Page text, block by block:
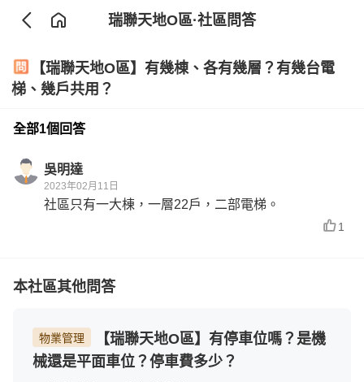
瑞聯天地O區·社區問答
【瑞聯天地O區】有幾棟、各有幾層？有幾台電
梯、幾戶共用？
全部1個回答
吳明達
2023年02月11日
社區只有一大棟，一層22戶，二部電梯。
1
本社區其他問答
物業管理
【瑞聯天地O區】有停車位嗎？是機
械還是平面車位？停車費多少？